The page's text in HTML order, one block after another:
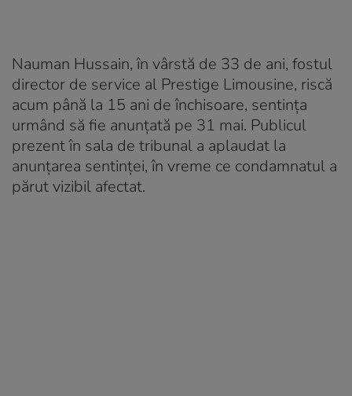
Nauman Hussain, în vârstă de 33 de ani, fostul
director de service al Prestige Limousine, riscă
acum până la 15 ani de închisoare, sentința
urmând să fie anunțată pe 31 mai. Publicul
prezent în sala de tribunal a aplaudat la
anunțarea sentinței, în vreme ce condamnatul a
părut vizibil afectat.